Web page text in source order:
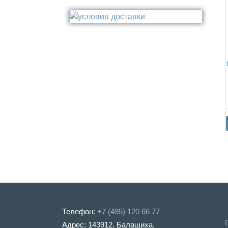
Стакан
Туалетный ёрш
Медь
Никель
Телефон: +7 (495) 120 66 77
Адрес: 143912, Балашиха,